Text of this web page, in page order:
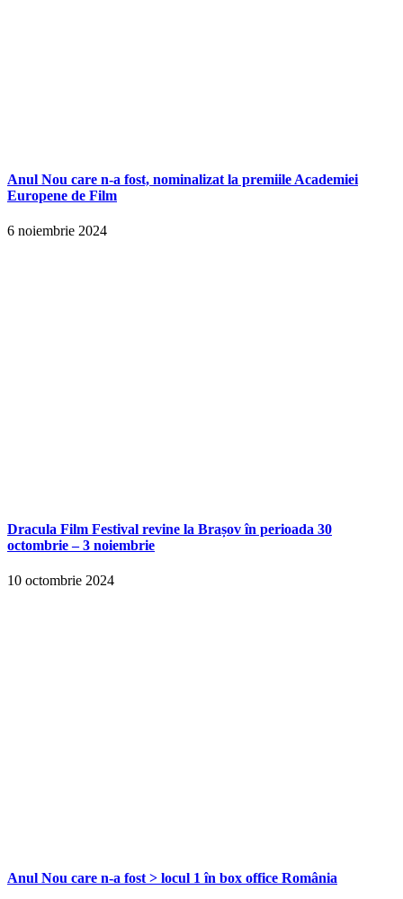
Anul Nou care n-a fost, nominalizat la premiile Academiei
Europene de Film
6 noiembrie 2024
Dracula Film Festival revine la Brașov în perioada 30
octombrie – 3 noiembrie
10 octombrie 2024
Anul Nou care n-a fost > locul 1 în box office România